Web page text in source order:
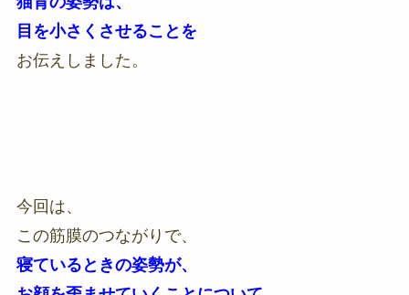
目を小さくさせることを
お伝えしました。
今回は、
この筋膜のつながりで、
寝ているときの姿勢が、